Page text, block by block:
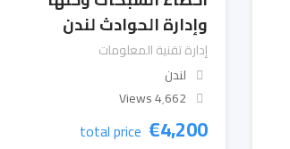
وإدارة الحوادث لندن
إدارة تقنية المعلومات
لندن
4٬662 Views
€4,200
total price